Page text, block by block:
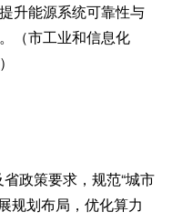
升能源系统可靠性与
（市工业和信息化
政策要求，规范“城市
规划布局，优化算力